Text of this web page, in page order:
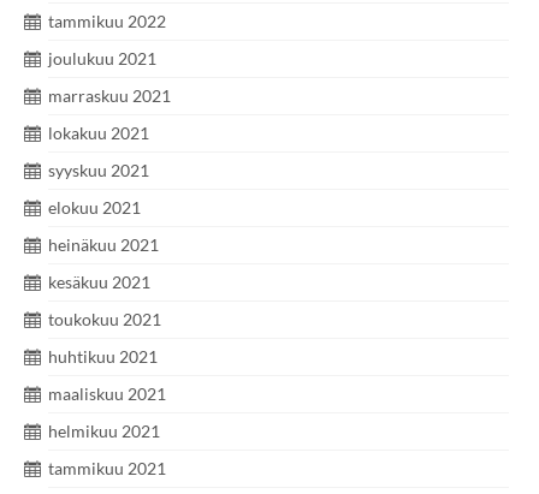
tammikuu 2022
joulukuu 2021
marraskuu 2021
lokakuu 2021
syyskuu 2021
elokuu 2021
heinäkuu 2021
kesäkuu 2021
toukokuu 2021
huhtikuu 2021
maaliskuu 2021
helmikuu 2021
tammikuu 2021